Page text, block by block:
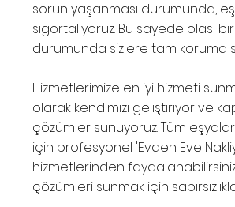
sorun yaşanması durumunda,
sigortalıyoruz. Bu sayede olası
durumunda sizlere tam koruma
Hizmetlerimize en iyi hizmeti
olarak kendimizi geliştiriyor ve
çözümler sunuyoruz. Tüm
için profesyonel 'Evden Eve
hizmetlerinden
çözümleri sunmak için